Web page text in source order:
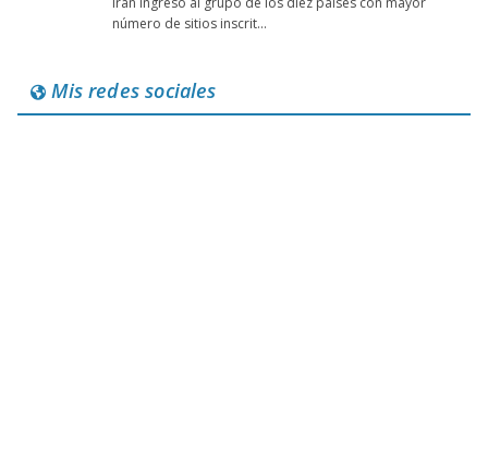
Mis redes sociales